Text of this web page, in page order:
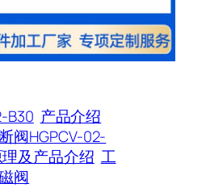
B30 产品介绍
阀HGPCV-02-
及产品介绍 工
阀